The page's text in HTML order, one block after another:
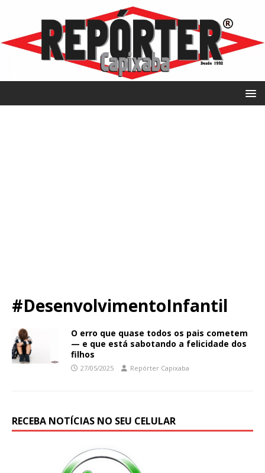
#DesenvolvimentoInfantil
O erro que quase todos os pais cometem
— e que está sabotando a felicidade dos
filhos
27/05/2025 Repórter Capixaba
RECEBA NOTÍCIAS NO SEU CELULAR